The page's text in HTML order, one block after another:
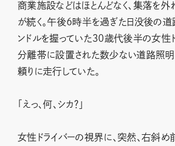
商業施設などはほとんどなく、集落を
が続く。午後6時半を過ぎた日没後の道
ンドルを握っていた30歳代後半の女性
分離帯に設置された数少ない道路照明
頼りに走行していた。
「えっ、何、シカ？」
女性ドライバーの視界に、突然、右斜め